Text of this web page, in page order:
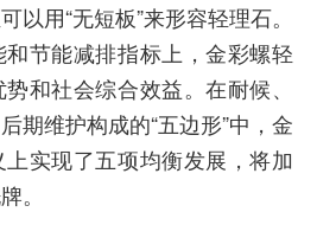
以用“无短板”来形容轻理石。
节能减排指标上，金彩螺轻
和社会综合效益。在耐候、
期维护构成的“五边形”中，金
实现了五项均衡发展，将加
。